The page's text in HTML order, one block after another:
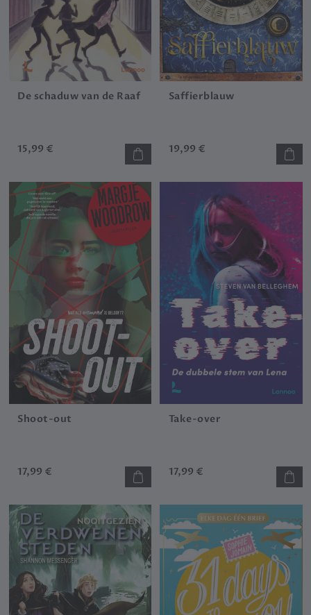
De schaduw van de Raaf
15,99 €
Saffierblauw
19,99 €
Shoot-out
17,99 €
Take-over
17,99 €